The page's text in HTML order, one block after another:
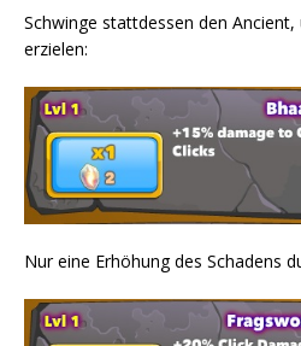
Schwinge stattdessen den
erzielen:
Nur eine Erhöhung des Schadens